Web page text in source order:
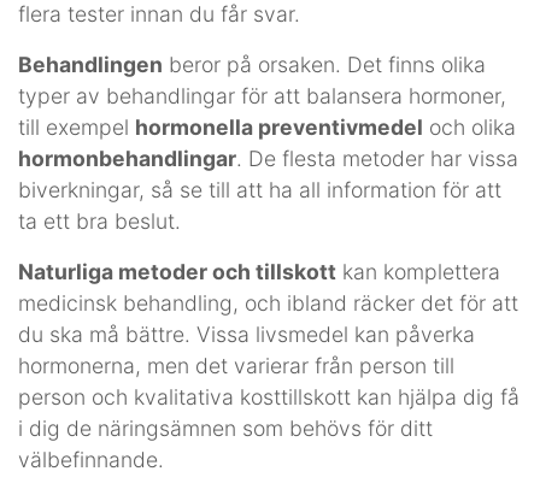
flera tester innan du får svar.
Behandlingen beror på orsaken. Det finns olika
typer av behandlingar för att balansera hormoner,
till exempel hormonella preventivmedel och olika
hormonbehandlingar. De flesta metoder har vissa
biverkningar, så se till att ha all information för att
ta ett bra beslut.
Naturliga metoder och tillskott kan komplettera
medicinsk behandling, och ibland räcker det för att
du ska må bättre. Vissa livsmedel kan påverka
hormonerna, men det varierar från person till
person och kvalitativa kosttillskott kan hjälpa dig få
i dig de näringsämnen som behövs för ditt
välbefinnande.